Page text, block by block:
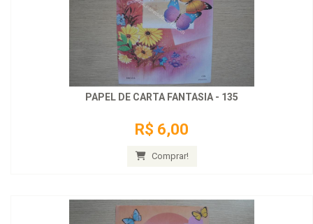
PAPEL DE CARTA FANTASIA - 135
R$ 6,00
Comprar!